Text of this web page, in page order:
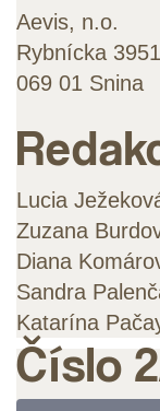
Aevis, n.o.
Rybnícka 3951
069 01 Snina
Lucia
Zuzana
Diana
Sandra
Katarína
Číslo